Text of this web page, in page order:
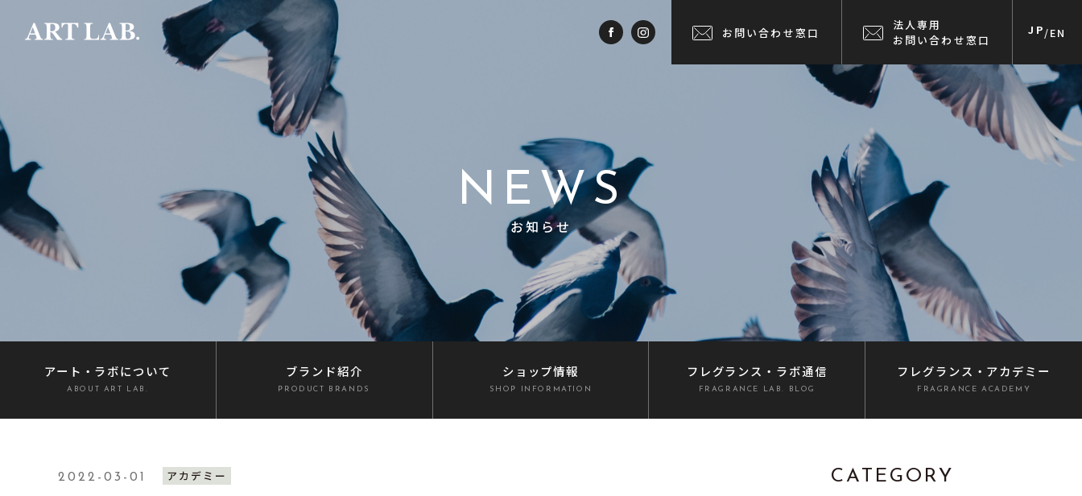
お問い合わせ窓口
法人専用
お問い合わせ窓口
JP/EN
NEWS
お知らせ
アート・ラボについて
ABOUT ART LAB.
ブランド紹介
PRODUCT BRANDS
ショップ情報
SHOP INFORMATION
フレグランス ・ラボ通信
FRAGRANCE LAB. BLOG
フレグランス ・アカデミー
FRAGRANCE ACADEMY
2022-03-01 アカデミー CATEGORY